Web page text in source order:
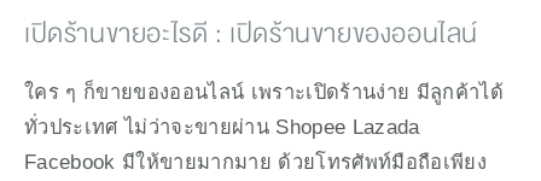
เปิดร้านขายอะไรดี : เปิดร้านขายของออนไลน์
ใคร ๆ ก็ขายของออนไลน์ เพราะเปิดร้านง่าย มีลูกค้าได้
ทั่วประเทศ ไม่ว่าจะขายผ่าน Shopee Lazada
Facebook มีให้ขายมากมาย ด้วยโทรศัพท์มือถือเพียง